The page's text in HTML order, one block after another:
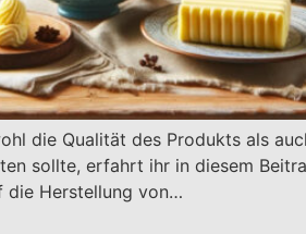
die Qualität des Produkts als
sollte, erfahrt ihr in diesem
die Herstellung von…